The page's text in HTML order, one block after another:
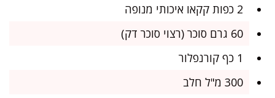
2 כפות קקאו איכותי מנופה
60 גרם סוכר (רצוי סוכר דק)
1 כף קורנפלור
300 מ"ל חלב